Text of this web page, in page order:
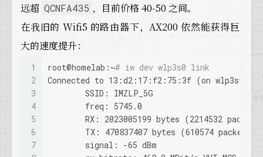
远超 QCNFA435 ，目前价格 40-50 之间。
在我旧的 Wifi5 的路由器下，AX200 依然能获得巨
大的速度提升：
1
2
3
4
5
6
7
root@homelab:~# iw dev wlp3s0 link
Connected to 13:d2:17:f2:75:3f (on wlp3s0)
        SSID: IMZLP_5G
        freq: 5745.0
RX: 2023005199 bytes (2214532
        TX: 470837407 bytes (610574 packets)
        signal: -65 dBm